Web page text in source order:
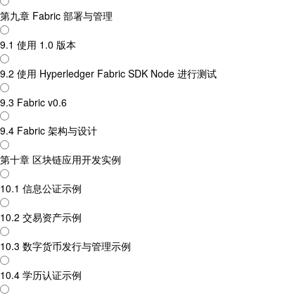
第九章 Fabric 部署与管理
9.1 使用 1.0 版本
9.2 使用 Hyperledger Fabric SDK Node 进行测试
9.3 Fabric v0.6
9.4 Fabric 架构与设计
第十章 区块链应用开发实例
10.1 信息公证示例
10.2 交易资产示例
10.3 数字货币发行与管理示例
10.4 学历认证示例